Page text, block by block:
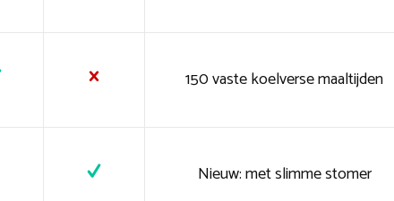
150 vaste koelverse maaltijden
Nieuw: met slimme stomer